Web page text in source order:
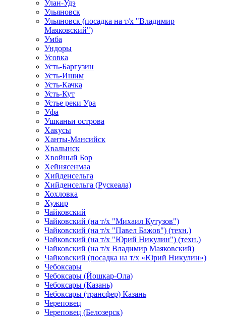
Улан-Удэ
Ульяновск
Ульяновск (посадка на т/х "Владимир
Маяковский")
Умба
Ундоры
Усовка
Усть-Баргузин
Усть-Ишим
Усть-Качка
Усть-Кут
Устье реки Ура
Уфа
Ушканьи острова
Хакусы
Ханты-Мансийск
Хвалынск
Хвойный Бор
Хейнясенмаа
Хийденсельга
Хийденсельга (Рускеала)
Хохловка
Хужир
Чайковский
Чайковский (на т/х "Михаил Кутузов")
Чайковский (на т/х "Павел Бажов") (техн.)
Чайковский (на т/х "Юрий Никулин") (техн.)
Чайковский (на т/х Владимир Маяковский)
Чайковский (посадка на т/х «Юрий Никулин»)
Чебоксары
Чебоксары (Йошкар-Ола)
Чебоксары (Казань)
Чебоксары (трансфер) Казань
Череповец
Череповец (Белозерск)